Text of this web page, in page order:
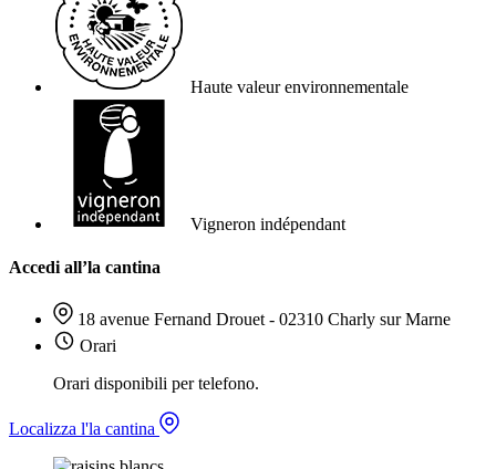
Haute valeur environnementale
Vigneron indépendant
Accedi all’la cantina
18 avenue Fernand Drouet - 02310 Charly sur Marne
Orari
Orari disponibili per telefono.
Localizza l'la cantina